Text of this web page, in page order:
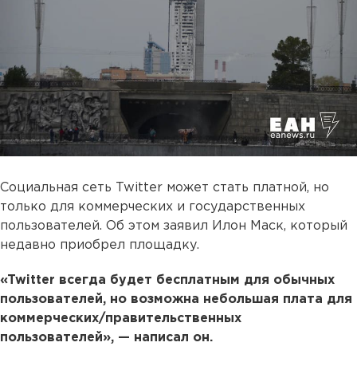
Социальная сеть Twitter может стать платной, но
только для коммерческих и государственных
пользователей. Об этом заявил Илон Маск, который
недавно приобрел площадку.
«Twitter всегда будет бесплатным для обычных
пользователей, но возможна небольшая плата для
коммерческих/правительственных
пользователей», — написал он.